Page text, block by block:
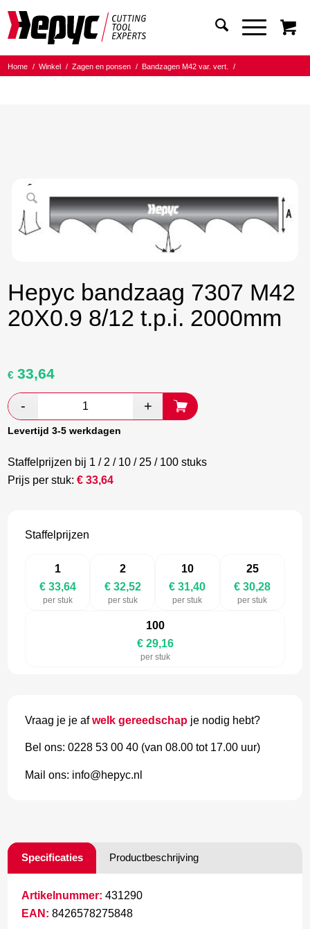
Home / Winkel / Zagen en ponsen / Bandzagen M42 var. vert.
/
Hepyc bandzaag 7307 M42
20X0.9 8/12 t.p.i. 2000mm
Oorspronkelijke
was:
€ 56,07.
€ 33,64Huidige
€ 32,52.
Levertijd 3-5 werkdagen
Staffelprijzen bij 1 / 2 / 10 / 25 / 100 stuks
Prijs per stuk:€33,64
Staffelprijzen
1
€ 33,64
per stuk
2
€ 32,52
per stuk
10
€ 31,40
per stuk
25
€ 30,28
per stuk
100
€ 29,16
per stuk
Vraag je je afwelk gereedschap je nodig hebt?
Bel ons: 0228 53 00 40 (van 08.00 tot 17.00 uur)
Mail ons: info@hepyc.nl
Specificaties Productbeschrijving
Artikelnummer: 431290
EAN: 8426578275848